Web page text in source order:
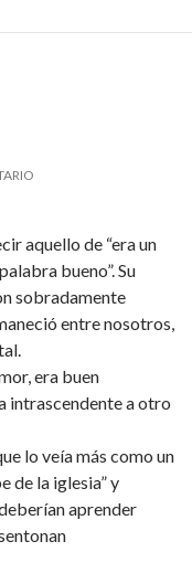
aquello de “era un
bueno”. Su
sobradamente
entre nosotros,
era buen
intrascendente a otro
lo veía más como un
de la iglesia” y
aprender